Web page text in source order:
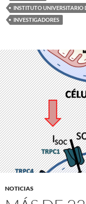
INSTITUTO UNIVERSITARIO
INVESTIGADORES
NOTICIAS